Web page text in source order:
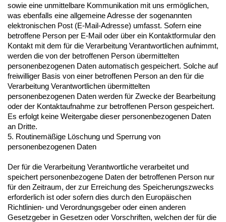
sowie eine unmittelbare Kommunikation mit uns ermöglichen,
was ebenfalls eine allgemeine Adresse der sogenannten
elektronischen Post (E-Mail-Adresse) umfasst. Sofern eine
betroffene Person per E-Mail oder über ein Kontaktformular den
Kontakt mit dem für die Verarbeitung Verantwortlichen aufnimmt,
werden die von der betroffenen Person übermittelten
personenbezogenen Daten automatisch gespeichert. Solche auf
freiwilliger Basis von einer betroffenen Person an den für die
Verarbeitung Verantwortlichen übermittelten
personenbezogenen Daten werden für Zwecke der Bearbeitung
oder der Kontaktaufnahme zur betroffenen Person gespeichert.
Es erfolgt keine Weitergabe dieser personenbezogenen Daten
an Dritte.
5. Routinemäßige Löschung und Sperrung von
personenbezogenen Daten
Der für die Verarbeitung Verantwortliche verarbeitet und
speichert personenbezogene Daten der betroffenen Person nur
für den Zeitraum, der zur Erreichung des Speicherungszwecks
erforderlich ist oder sofern dies durch den Europäischen
Richtlinien- und Verordnungsgeber oder einen anderen
Gesetzgeber in Gesetzen oder Vorschriften, welchen der für die